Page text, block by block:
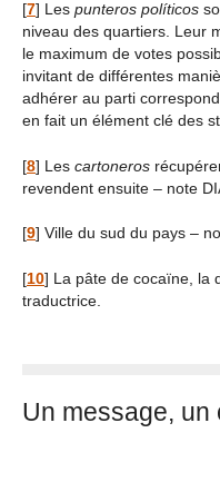
[7] Les punteros políticos
niveau des quartiers. Leur
le maximum de votes
invitant de différentes
adhérer au parti
en fait un élément clé des
[8] Les cartoneros
revendent ensuite – note
[9] Ville du sud du pays –
[10]
La pâte de cocaïne,
traductrice.
Un message, un